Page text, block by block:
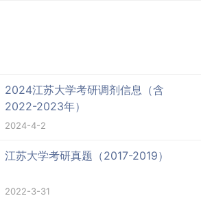
2024江苏大学考研调剂信息（含
2022-2023年）
2024-4-2
江苏大学考研真题（2017-2019）
2022-3-31